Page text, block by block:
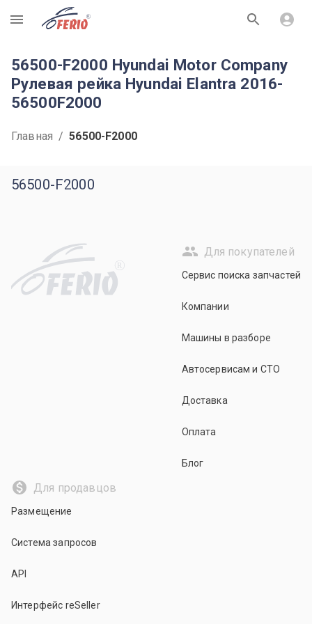
R
56500-F2000 Hyundai Motor Company
Рулевая рейка Hyundai Elantra 2016-
56500F2000
Главная / 56500-F2000
56500-F2000
R
Для покупателей
Сервис поиска запчастей
Компании
Машины в разборе
Автосервисам и СТО
Доставка
Оплата
Блог
Для продавцов
Размещение
Система запросов
API
Интерфейс reSeller